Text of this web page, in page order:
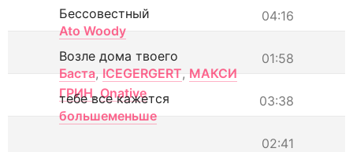
04:16
Бессовестный
Ato Woody
01:58
Возле дома твоего
Баста, ICEGERGERT, МАКСИ
ГРИН, Onative 03:38
тебе все кажется
большеменьше
02:41